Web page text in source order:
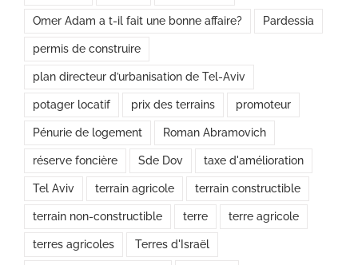
Omer Adam a t-il fait une bonne affaire? Pardessia
permis de construire
plan directeur d’urbanisation de Tel-Aviv
potager locatif prix des terrains promoteur
Pénurie de logement Roman Abramovich
réserve foncière Sde Dov taxe d'amélioration
Tel Aviv terrain agricole terrain constructible
terrain non-constructible terre terre agricole
terres agricoles Terres d'Israël